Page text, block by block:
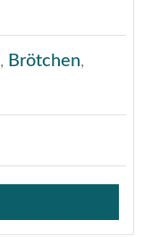
, Brötchen,